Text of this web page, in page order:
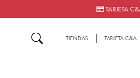
TARJETA
TIENDAS TARJETA C&A